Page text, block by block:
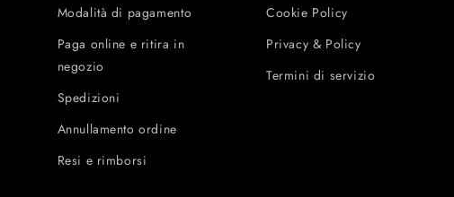
Modalità di pagamento
Paga online e ritira in
negozio
Spedizioni
Annullamento ordine
Resi e rimborsi
Cookie Policy
Privacy & Policy
Termini di servizio